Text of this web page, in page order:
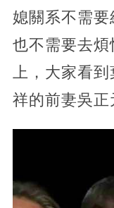
媳關系不需
也不需要去
上，大家看
祥的前妻吳正